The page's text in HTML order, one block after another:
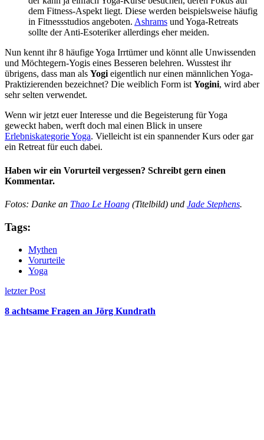
dem Fitness-Aspekt liegt. Diese werden beispielsweise häufig
in Fitnessstudios angeboten. Ashrams und Yoga-Retreats
sollte der Anti-Esoteriker allerdings eher meiden.
Nun kennt ihr 8 häufige Yoga Irrtümer und könnt alle Unwissenden
und Möchtegern-Yogis eines Besseren belehren. Wusstest ihr
übrigens, dass man als Yogieigentlich nur einen männlichen Yoga-
Praktizierenden bezeichnet? Die weiblich Form istYogini, wird aber
sehr selten verwendet.
Wenn wir jetzt euer Interesse und die Begeisterung für Yoga
geweckt haben, werft doch mal einen Blick in unsere
Erlebniskategorie Yoga. Vielleicht ist ein spannender Kurs oder gar
ein Retreat für euch dabei.
Haben wir ein Vorurteil vergessen? Schreibt gern einen
Kommentar.
Fotos: Danke an Thao Le Hoang (Titelbild) und Jade Stephens.
Tags:
Mythen
Vorurteile
Yoga
letzter Post
8 achtsame Fragen an Jörg Kundrath